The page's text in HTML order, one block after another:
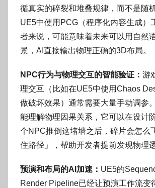
循真实的碎裂和堆叠规律，而不是随
UE5中使用PCG（程序化内容生成）
者来说，可能意味着未来可以用自然
景，AI直接输出物理正确的3D布局。
NPC行为与物理交互的智能验证： 游
理交互（比如在UE5中使用Chaos
做破坏效果）通常需要大量手动调参
能理解物理因果关系，它可以在设计
个NPC推倒这堵墙之后，碎片会怎么
住路径」，帮助开发者提前发现物理
预演和布局的AI加速： UE5的
Render Pipeline已经让预演工作流变